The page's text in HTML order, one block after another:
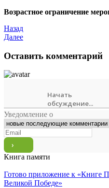
Возрастное ограничение
Назад
Далее
Оставить комментарий
Уведомление о
Книга памяти
Готово приложение к «Книге
Великой Победе»